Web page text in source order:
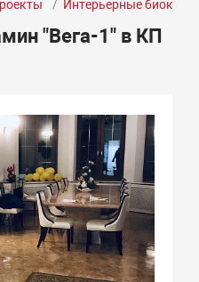
Интерьерные
"Вега-1" в КП